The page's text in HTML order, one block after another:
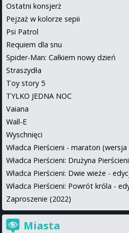
Ostatni konsjerż
Pejzaż w kolorze sepii
Psi Patrol
Requiem dla snu
Spider-Man: Całkiem nowy dzień
Straszydła
Toy story 5
TYLKO JEDNA NOC
Vaiana
Wall-E
Wyschnięci
Władca Pierścieni - maraton (wersja
Władca Pierścieni: Drużyna
Władca Pierścieni: Dwie wieże -
Władca Pierścieni: Powrót króla -
Zaproszenie (2022)
Miasta